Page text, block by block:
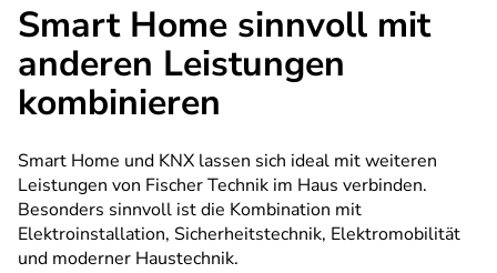
Smart Home sinnvoll mit
anderen Leistungen
kombinieren
Smart Home und KNX lassen sich ideal mit weiteren
Leistungen von Fischer Technik im Haus verbinden.
Besonders sinnvoll ist die Kombination mit
Elektroinstallation, Sicherheitstechnik, Elektromobilität
und moderner Haustechnik.